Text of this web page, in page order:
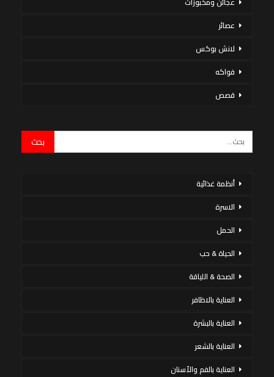
عصائر
لانش بوكس
فواكه
قصص
أنظمة غذائية
الاسرة
الحمل
الحياة & حب
الصحة & اللياقة
العناية بالاظافر
العناية بالبشرة
العناية بالشعر
العناية بالفم والأسنان